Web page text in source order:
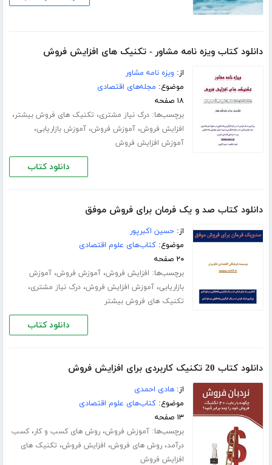
دانلود کتاب ویزه نامه مشاور - تکنیک های افزایش فروش
از: ویزه نامه مشاور
موضوع: مجله‌های اقتصادی
۱۸ صفحه
برچسب‌ها:درک نیاز مشتری، تکنیک های فروش بیشتر،
افزایش فروش،آموزش فروش،آموزش بازاریابی،
آموزش افزایش فروش
دانلود کتاب
دانلود کتاب صد و یک فرمان برای فروش موفق
از:حسین اکبرپور
موضوع:کتاب‌های علوم اقتصادی
۲۰ صفحه
برچسب‌ها: افزایش فروش،آموزش فروش،آموزش
بازاریابی،آموزش افزایش فروش،درک نیاز مشتری،
تکنیک های فروش بیشتر
دانلود کتاب
دانلود کتاب 20 تکنیک کاربردی برای افزایش فروش
از:هادی احمدی
موضوع:کتاب‌های علوم اقتصادی
۱۳ صفحه
برچسب‌ها:آموزش فروش،روش های کسب و کار،کسب
درآمد،روش های فروش، افزایش فروش، تکنیک های
افزایش فروش